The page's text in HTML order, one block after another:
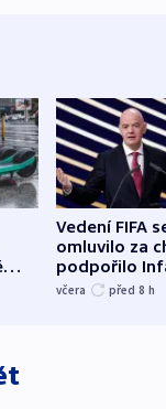
Vedení FIFA
omluvilo za
podpořilo
UEFA trvá na
včera před 8 h